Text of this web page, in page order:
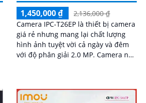
1,450,000 ₫
2,136,000 ₫
Camera IPC-T26EP là thiết bị camera
giá rẻ nhưng mang lại chất lượng
hình ảnh tuyệt vời cả ngày và đêm
với độ phân giải 2.0 MP. Camera này